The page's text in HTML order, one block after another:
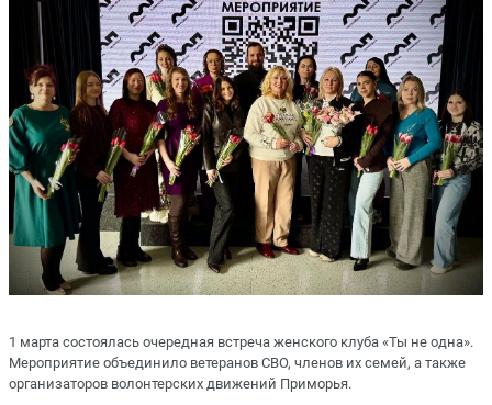
1 марта состоялась очередная встреча женского клуба «Ты не одна».
Мероприятие объединило ветеранов СВО, членов их семей, а также
организаторов волонтерских движений Приморья.